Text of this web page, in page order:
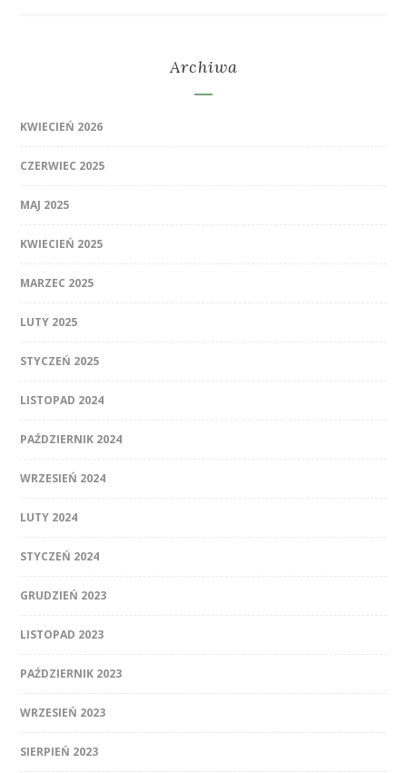
Archiwa
KWIECIEŃ 2026
CZERWIEC 2025
MAJ 2025
KWIECIEŃ 2025
MARZEC 2025
LUTY 2025
STYCZEŃ 2025
LISTOPAD 2024
PAŹDZIERNIK 2024
WRZESIEŃ 2024
LUTY 2024
STYCZEŃ 2024
GRUDZIEŃ 2023
LISTOPAD 2023
PAŹDZIERNIK 2023
WRZESIEŃ 2023
SIERPIEŃ 2023